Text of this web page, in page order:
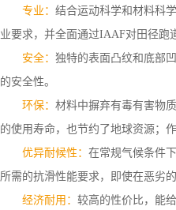
专业： 结合运动科学和材料科
业要求，并全面通过IAAF对田径跑
安全： 独特的表面凸纹和底部
的安全性。
环保： 材料中摒弃有毒有害物
的使用寿命，也节约了地球资源；
优异耐候性： 在常规气候条件
所需的抗滑性能要求，即使在恶劣
经济耐用： 较高的性价比，能